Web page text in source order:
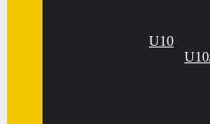
U10